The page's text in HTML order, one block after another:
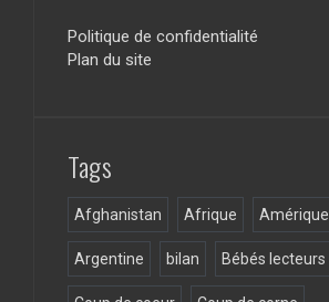
b
o
gr er
Politique de confidentialité
Plan du site
Tags
Afghanistan Afrique Amérique
Argentine bilan Bébés lecteurs